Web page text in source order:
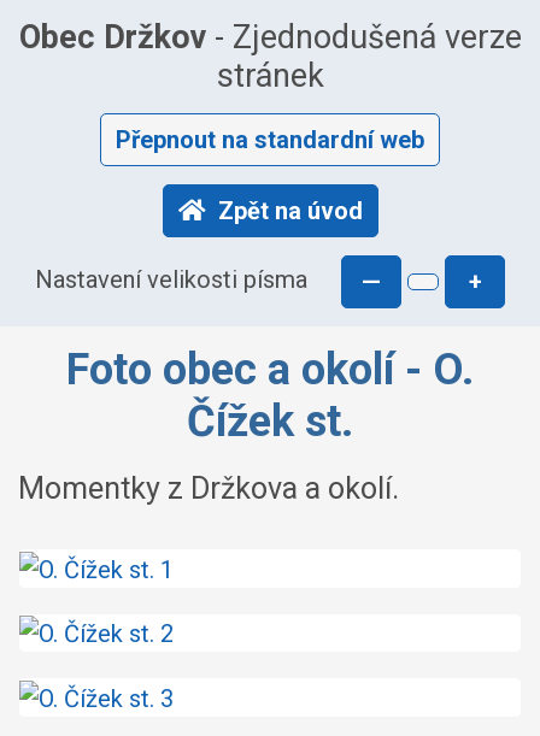
Obec Držkov- Zjednodušená verze
stránek
Přepnout na standardní web
Zpět na úvod
Nastavení velikosti písma — +
Foto obec a okolí - O.
Čížek st.
Momentky z Držkova a okolí.